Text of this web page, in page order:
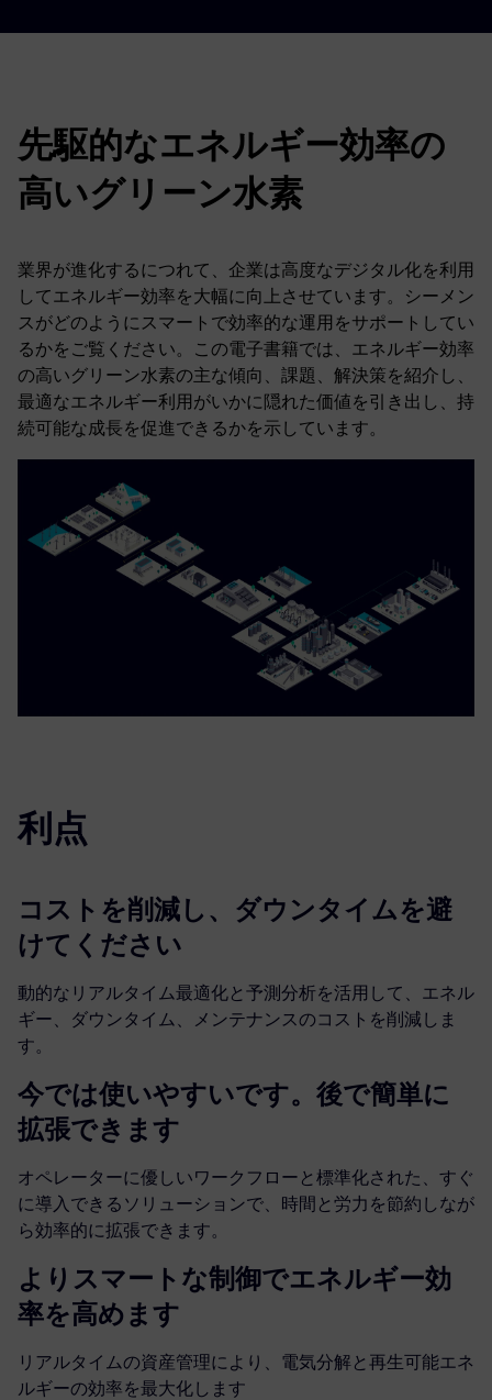
先駆的なエネルギー効率の
高いグリーン水素
業界が進化するにつれて、企業は高度なデジタル化を利用
してエネルギー効率を大幅に向上させています。シーメン
スがどのようにスマートで効率的な運用をサポートしてい
るかをご覧ください。この電子書籍では、エネルギー効率
の高いグリーン水素の主な傾向、課題、解決策を紹介し、
最適なエネルギー利用がいかに隠れた価値を引き出し、持
続可能な成長を促進できるかを示しています。
利点
コストを削減し、ダウンタイムを避
けてください
動的なリアルタイム最適化と予測分析を活用して、エネル
ギー、ダウンタイム、メンテナンスのコストを削減しま
す。
今では使いやすいです。後で簡単に
拡張できます
オペレーターに優しいワークフローと標準化された、すぐ
に導入できるソリューションで、時間と労力を節約しなが
ら効率的に拡張できます。
よりスマートな制御でエネルギー効
率を高めます
リアルタイムの資産管理により、電気分解と再生可能エネ
ルギーの効率を最大化します